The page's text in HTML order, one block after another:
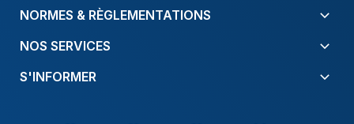
NORMES & RÈGLEMENTATIONS
NOS SERVICES
S'INFORMER